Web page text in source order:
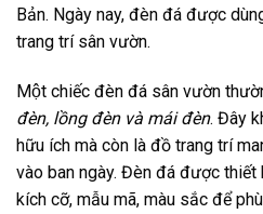
Bản. Ngày nay, đèn đá được
trang trí sân vườn.
Một chiếc đèn đá sân vườn
đèn, lồng đèn và mái đèn. Đây
hữu ích mà còn là đồ trang trí
vào ban ngày. Đèn đá được thiết
kích cỡ, mẫu mã, màu sắc để